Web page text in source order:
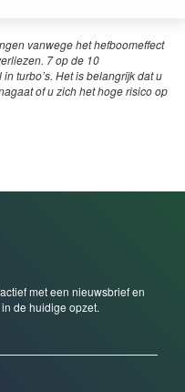
vanwege het hefboomeffect
7 op de 10
turbo’s. Het is belangrijk dat u
of u zich het hoge risico op
met een nieuwsbrief en
de huidige opzet.